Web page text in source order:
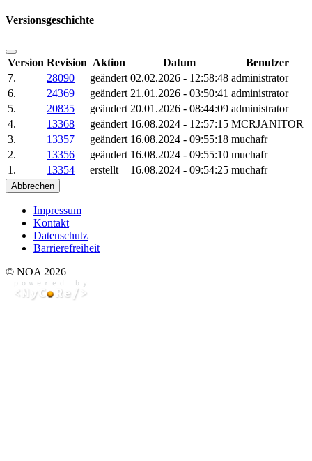
Versionsgeschichte
Version Revision Aktion Datum
Benutzer
7.
28090 geändert 02.02.2026 - 12:58:48 administrator
6.
24369 geändert 21.01.2026 - 03:50:41 administrator
5.
20835 geändert 20.01.2026 - 08:44:09 administrator
4.
13368 geändert 16.08.2024 - 12:57:15 MCRJANITOR
3.
13357 geändert 16.08.2024 - 09:55:18 muchafr
2.
13356 geändert 16.08.2024 - 09:55:10 muchafr
1.
13354 erstellt 16.08.2024 - 09:54:25 muchafr
Abbrechen
Impressum
Kontakt
Datenschutz
Barrierefreiheit
© NOA 2026